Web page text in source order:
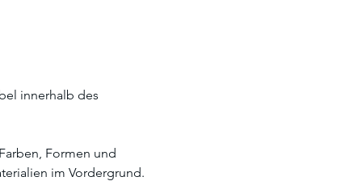
innerhalb des
Formen und
im Vordergrund.